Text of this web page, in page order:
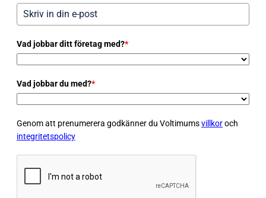
Vad jobbar ditt företag med?*
Vad jobbar du med?*
Genom att prenumerera godkänner du Voltimumsvillkoroch
integritetspolicy